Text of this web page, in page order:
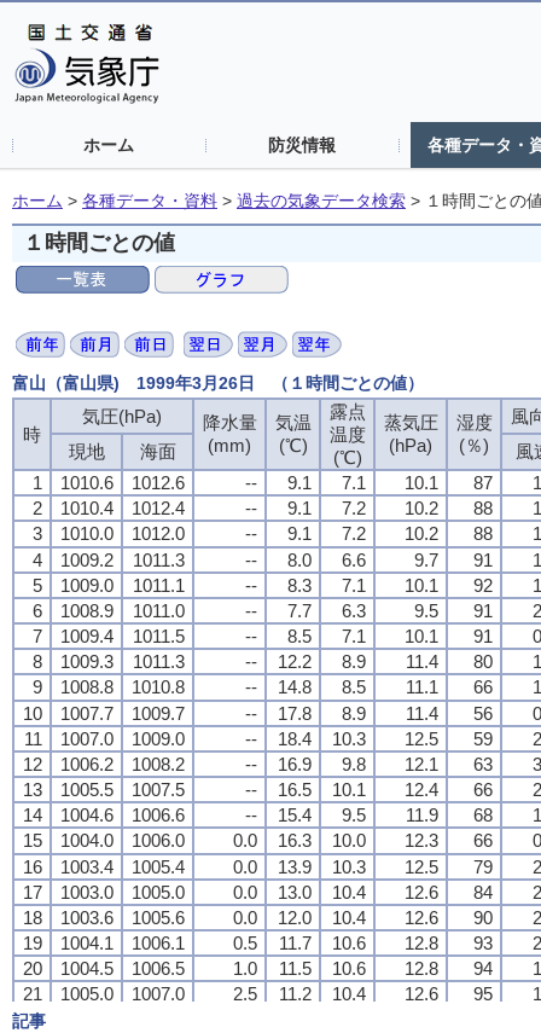
ホーム 防災情報 各種データ・
ホーム > 各種データ・資料 > 過去の気象データ検索 > １時間ごとの
１時間ごとの値
富山（富山県) 1999年3月26日 （１時間ごとの値）
時
気圧(hPa)
降水量
(mm)
気温
(℃)
露点
温度
(℃)
蒸気圧
(hPa)
湿度
(％)
風
現地
海面
風
1
1010.6 1012.6 -- 9.1 7.1 10.1 87
2
1010.4 1012.4 -- 9.1 7.2 10.2 88
3
1010.0 1012.0 -- 9.1 7.2 10.2 88
4
1009.2 1011.3 -- 8.0 6.6 9.7 91
5
1009.0 1011.1 -- 8.3 7.1 10.1 92
6
1008.9 1011.0 -- 7.7 6.3 9.5 91
7
1009.4 1011.5 -- 8.5 7.1 10.1 91
8
1009.3 1011.3 -- 12.2 8.9 11.4 80
9
1008.8 1010.8 -- 14.8 8.5 11.1 66
10
1007.7 1009.7 -- 17.8 8.9 11.4 56
11
1007.0 1009.0 -- 18.4 10.3 12.5 59
12
1006.2 1008.2 -- 16.9 9.8 12.1 63
13
1005.5 1007.5 -- 16.5 10.1 12.4 66
14
1004.6 1006.6 -- 15.4 9.5 11.9 68
15
1004.0 1006.0 0.0 16.3 10.0 12.3 66
16
1003.4 1005.4 0.0 13.9 10.3 12.5 79
17
1003.0 1005.0 0.0 13.0 10.4 12.6 84
18
1003.6 1005.6 0.0 12.0 10.4 12.6 90
19
1004.1 1006.1 0.5 11.7 10.6 12.8 93
20
1004.5 1006.5 1.0 11.5 10.6 12.8 94
21
1005.0 1007.0 2.5 11.2 10.4 12.6 95
22
時
気圧(hPa)
降水量
(mm)
気温
(℃)
露点
温度
(℃)
蒸気圧
(hPa)
湿度
(％)
風
現地
海面
風
1
1010.6 1012.6 -- 9.1 7.1 10.1 87
2
1010.4 1012.4 -- 9.1 7.2 10.2 88
3
1010.0 1012.0 -- 9.1 7.2 10.2 88
4
1009.2 1011.3 -- 8.0 6.6 9.7 91
5
1009.0 1011.1 -- 8.3 7.1 10.1 92
6
1008.9 1011.0 -- 7.7 6.3 9.5 91
7
1009.4 1011.5 -- 8.5 7.1 10.1 91
8
1009.3 1011.3 -- 12.2 8.9 11.4 80
9
1008.8 1010.8 -- 14.8 8.5 11.1 66
10
1007.7 1009.7 -- 17.8 8.9 11.4 56
11
1007.0 1009.0 -- 18.4 10.3 12.5 59
12
1006.2 1008.2 -- 16.9 9.8 12.1 63
13
1005.5 1007.5 -- 16.5 10.1 12.4 66
14
1004.6 1006.6 -- 15.4 9.5 11.9 68
15
1004.0 1006.0 0.0 16.3 10.0 12.3 66
16
1003.4 1005.4 0.0 13.9 10.3 12.5 79
17
1003.0 1005.0 0.0 13.0 10.4 12.6 84
18
1003.6 1005.6 0.0 12.0 10.4 12.6 90
19
1004.1 1006.1 0.5 11.7 10.6 12.8 93
20
1004.5 1006.5 1.0 11.5 10.6 12.8 94
21
1005.0 1007.0 2.5 11.2 10.4 12.6 95
22
時
気圧(hPa)
降水量
(mm)
気温
(℃)
露点
温度
(℃)
蒸気圧
(hPa)
湿度
(％)
風
現地
海面
風
1
1010.6 1012.6 -- 9.1 7.1 10.1 87
2
1010.4 1012.4 -- 9.1 7.2 10.2 88
3
1010.0 1012.0 -- 9.1 7.2 10.2 88
4
1009.2 1011.3 -- 8.0 6.6 9.7 91
5
1009.0 1011.1 -- 8.3 7.1 10.1 92
6
1008.9 1011.0 -- 7.7 6.3 9.5 91
7
1009.4 1011.5 -- 8.5 7.1 10.1 91
8
1009.3 1011.3 -- 12.2 8.9 11.4 80
9
1008.8 1010.8 -- 14.8 8.5 11.1 66
10
1007.7 1009.7 -- 17.8 8.9 11.4 56
11
1007.0 1009.0 -- 18.4 10.3 12.5 59
12
1006.2 1008.2 -- 16.9 9.8 12.1 63
13
1005.5 1007.5 -- 16.5 10.1 12.4 66
14
1004.6 1006.6 -- 15.4 9.5 11.9 68
15
1004.0 1006.0 0.0 16.3 10.0 12.3 66
16
1003.4 1005.4 0.0 13.9 10.3 12.5 79
17
1003.0 1005.0 0.0 13.0 10.4 12.6 84
18
1003.6 1005.6 0.0 12.0 10.4 12.6 90
19
1004.1 1006.1 0.5 11.7 10.6 12.8 93
20
1004.5 1006.5 1.0 11.5 10.6 12.8 94
21
1005.0 1007.0 2.5 11.2 10.4 12.6 95
22
時
気圧(hPa)
降水量
(mm)
気温
(℃)
露点
温度
(℃)
蒸気圧
(hPa)
湿度
(％)
風
現地
海面
風
1
1010.6 1012.6 -- 9.1 7.1 10.1 87
2
1010.4 1012.4 -- 9.1 7.2 10.2 88
3
1010.0 1012.0 -- 9.1 7.2 10.2 88
4
1009.2 1011.3 -- 8.0 6.6 9.7 91
5
1009.0 1011.1 -- 8.3 7.1 10.1 92
6
1008.9 1011.0 -- 7.7 6.3 9.5 91
7
1009.4 1011.5 -- 8.5 7.1 10.1 91
8
1009.3 1011.3 -- 12.2 8.9 11.4 80
9
1008.8 1010.8 -- 14.8 8.5 11.1 66
10
1007.7 1009.7 -- 17.8 8.9 11.4 56
11
1007.0 1009.0 -- 18.4 10.3 12.5 59
12
1006.2 1008.2 -- 16.9 9.8 12.1 63
13
1005.5 1007.5 -- 16.5 10.1 12.4 66
14
1004.6 1006.6 -- 15.4 9.5 11.9 68
15
1004.0 1006.0 0.0 16.3 10.0 12.3 66
16
1003.4 1005.4 0.0 13.9 10.3 12.5 79
17
1003.0 1005.0 0.0 13.0 10.4 12.6 84
18
1003.6 1005.6 0.0 12.0 10.4 12.6 90
19
1004.1 1006.1 0.5 11.7 10.6 12.8 93
20
1004.5 1006.5 1.0 11.5 10.6 12.8 94
21
1005.0 1007.0 2.5 11.2 10.4 12.6 95
22
記事